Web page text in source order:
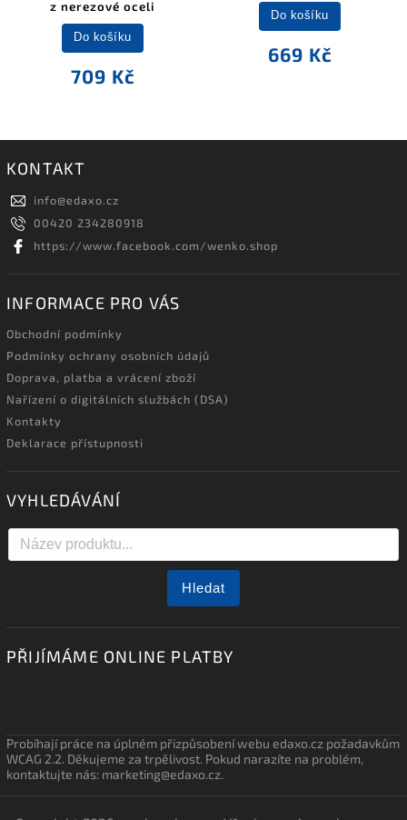
z nerezové oceli
709 Kč
Do košíku
669 Kč
Do košíku
KONTAKT
info@edaxo.cz
00420 234280918
https://www.facebook.com/wenko.shop
INFORMACE PRO VÁS
Obchodní podmínky
Podmínky ochrany osobních údajů
Doprava, platba a vrácení zboží
Nařízení o digitálních službách (DSA)
Kontakty
Deklarace přístupnosti
VYHLEDÁVÁNÍ
Hledat
PŘIJÍMÁME ONLINE PLATBY
Probíhají práce na úplném přizpůsobení webu edaxo.cz požadavkům
WCAG 2.2. Děkujeme za trpělivost. Pokud narazíte na problém,
kontaktujte nás: marketing@edaxo.cz.